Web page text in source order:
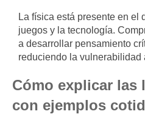
La física está presente en el
juegos y la tecnología.
a desarrollar pensamiento
reduciendo la vulnerabilidad
Cómo explicar las
con ejemplos